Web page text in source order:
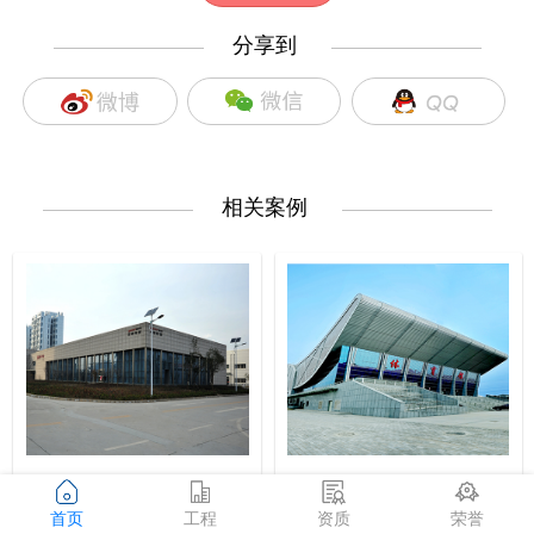
首页 工程 资质 荣誉
————————— 分享到 —————————
————————— 相关案例 —————————
彬县体育中心体育馆项目